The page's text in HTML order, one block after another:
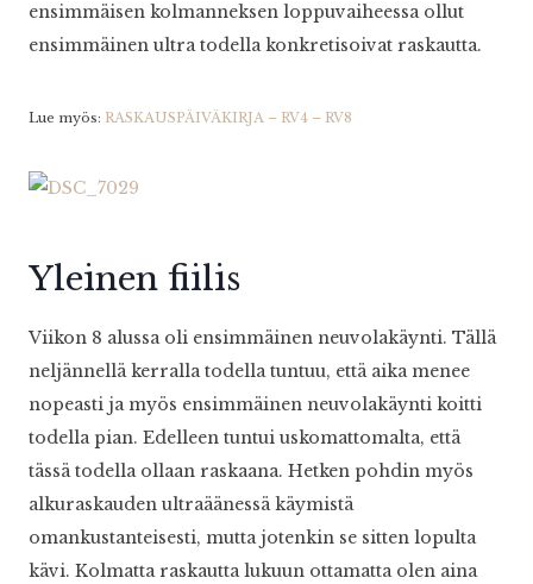
ensimmäisen kolmanneksen loppuvaiheessa ollut
ensimmäinen ultra todella konkretisoivat raskautta.
Lue myös: RASKAUSPÄIVÄKIRJA – RV4 – RV8
Yleinen fiilis
Viikon 8 alussa oli ensimmäinen neuvolakäynti. Tällä
neljännellä kerralla todella tuntuu, että aika menee
nopeasti ja myös ensimmäinen neuvolakäynti koitti
todella pian. Edelleen tuntui uskomattomalta, että
tässä todella ollaan raskaana. Hetken pohdin myös
alkuraskauden ultraäänessä käymistä
omankustanteisesti, mutta jotenkin se sitten lopulta
kävi. Kolmatta raskautta lukuun ottamatta olen aina